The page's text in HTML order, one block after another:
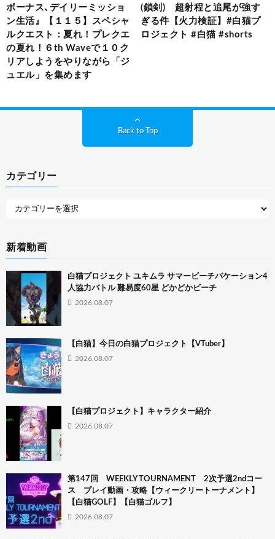
ボーナス､デイリーミッショ
ン生活』【１１５】スペシャ
ルクエスト：夏れ！プレクエ
の夏れ！６th Waveで１０ク
リアしようをやりながら「ジ
ュエル」を集めます
(鎖剣) 超射程と追尾が強す
ぎる件【火力検証】#白猫プ
ロジェクト #白猫 #shorts
Back to Top
カテゴリー
新着動画
白猫プロジェクト ユキムラ サマービーチバケーション4
人協力バトル 難易度60星 どかどかビーチ
2026.08.07
【白猫】今日の白猫プロジェクト【VTuber】
2026.08.07
【白猫プロジェクト】キャラクター紹介
2026.08.07
第147回 WEEKLY TOURNAMENT 2次予選2ndコー
ス プレイ動画・攻略【ウィークリートーナメント】
【白猫GOLF】【白猫ゴルフ】
2026.08.07